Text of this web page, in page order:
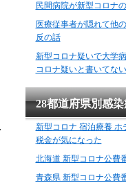
民間病院が新型コロナ
医療従事者が隠れて他
反の話
新型コロナ疑いで大学
コロナ疑いと書いてない
28都道府県別感
新型コロナ 宿泊療養 ホ
税金が気になった
北海道 新型コロナ公費
青森県 新型コロナ公費